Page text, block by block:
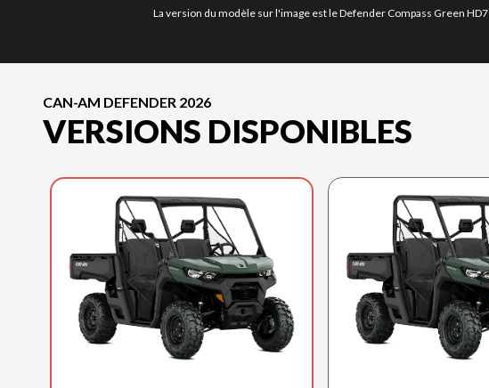
La version du modèle sur l'image est le Defender Compass Green HD7
CAN-AM DEFENDER 2026
VERSIONS DISPONIBLES